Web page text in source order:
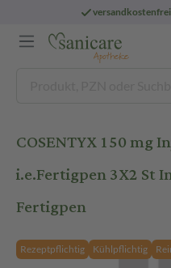
versandkostenfrei
COSENTYX 150 mg
i.e.Fertigpen 3X2 St
Fertigpen
Rezeptpflichtig Kühlpflichtig